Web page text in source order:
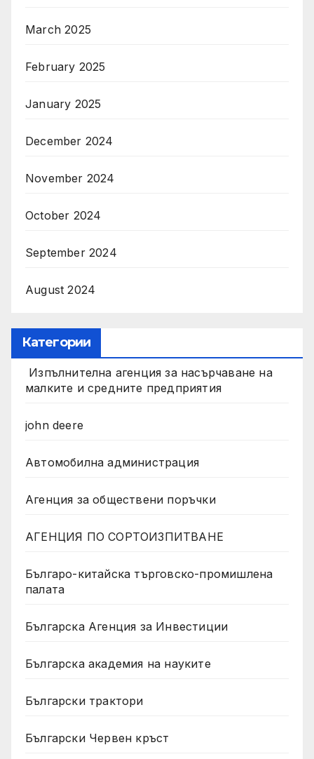
March 2025
February 2025
January 2025
December 2024
November 2024
October 2024
September 2024
August 2024
Категории
Изпълнителна агенция за насърчаване на
малките и средните предприятия
john deere
Автомобилна администрация
Агенция за обществени поръчки
АГЕНЦИЯ ПО СОРТОИЗПИТВАНЕ
Българо-китайска търговско-промишлена
палата
Българска Агенция за Инвестиции
Българска академия на науките
Български трактори
Български Червен кръст